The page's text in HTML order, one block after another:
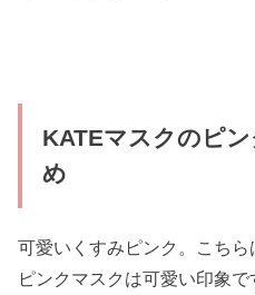
KATEマスクのピ
め
可愛いくすみピンク。こちら
ピンクマスクは可愛い印象